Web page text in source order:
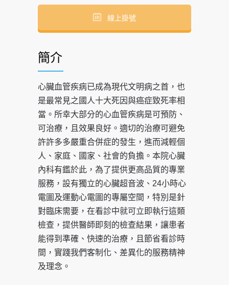
線上掛號
簡介
心臟血管疾病已成為現代文明病之首，也
是最常見之國人十大死因與癌症致死率相
當。所幸大部分的心血管疾病是可預防、
可治療，且效果良好。適切的治療可避免
許許多多嚴重合併症的發生，進而減輕個
人、家庭、國家、社會的負擔。本院心臟
內科有鑑於此，為了提供更高品質的專業
服務，設有獨立的心臟超音波、24小時心
電圖及運動心電圖的專屬空間，特別是針
對臨床需要，在看診中就可立即執行這類
檢查，提供醫師即刻的檢查結果，讓患者
能得到準確、快速的治療，且節省看診時
間，實踐我們客制化、差異化的服務精神
及理念。